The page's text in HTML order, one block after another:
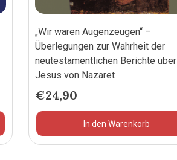
„Wir waren Augenzeugen“ –
Überlegungen zur Wahrheit der
neutestamentlichen Berichte über
Jesus von Nazaret
€24,90
In den Warenkorb